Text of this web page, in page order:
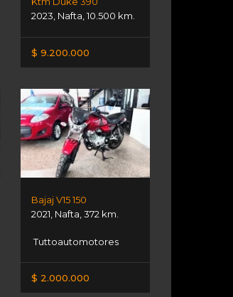
2023 Nafta ,10.500 km.
$ 9.200.000
Bajaj V15 150
2021 Nafta ,372 km.
Tuttoautomotores
$ 2.000.000